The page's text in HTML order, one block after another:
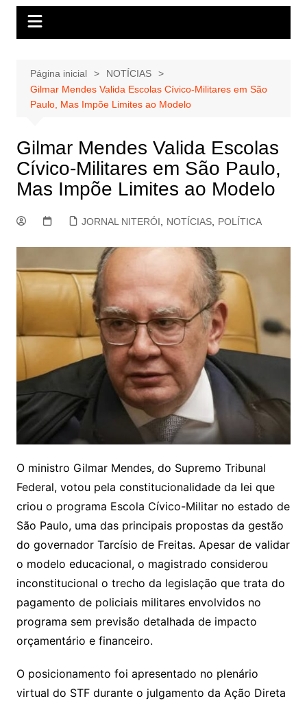
Página inicial
NOTÍCIAS
Gilmar Mendes Valida Escolas Cívico-Militares em São
Paulo, Mas Impõe Limites ao Modelo
Gilmar Mendes Valida Escolas
Cívico-Militares em São Paulo,
Mas Impõe Limites ao Modelo
JORNAL NITERÓI NOTÍCIAS, POLÍTICA
O ministro Gilmar Mendes, do Supremo Tribunal
Federal, votou pela constitucionalidade da lei que
criou o programa Escola Cívico-Militar no estado de
São Paulo, uma das principais propostas da gestão
do governador Tarcísio de Freitas. Apesar de validar
o modelo educacional, o magistrado considerou
inconstitucional o trecho da legislação que trata do
pagamento de policiais militares envolvidos no
programa sem previsão detalhada de impacto
orçamentário e financeiro.
O posicionamento foi apresentado no plenário
virtual do STF durante o julgamento da Ação Direta